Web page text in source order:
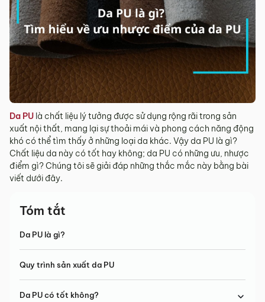
Da PU là chất liệu lý tưởng được sử dụng rộng rãi trong sản
xuất nội thất, mang lại sự thoải mái và phong cách năng động
khó có thể tìm thấy ở những loại da khác. Vậy da PU là gì?
Chất liệu da này có tốt hay không; da PU có những ưu, nhược
điểm gì? Chúng tôi sẽ giải đáp những thắc mắc này bằng bài
viết dưới đây.
Tóm tắt
Da PU là gì?
Quy trình sản xuất da PU
Da PU có tốt không?